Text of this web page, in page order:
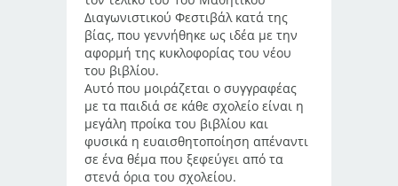
Διαγωνιστικού Φεστιβάλ κατά της
βίας, που γεννήθηκε ως ιδέα με την
αφορμή της κυκλοφορίας του νέου
του βιβλίου.
Αυτό που μοιράζεται ο συγγραφέας
με τα παιδιά σε κάθε σχολείο είναι η
μεγάλη προίκα του βιβλίου και
φυσικά η ευαισθητοποίηση απέναντι
σε ένα θέμα που ξεφεύγει από τα
στενά όρια του σχολείου.